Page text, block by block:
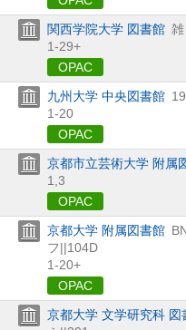
関西学院大学 図書館 雑
1-29+
OPAC
九州大学 中央図書館
1-20
OPAC
京都市立芸術大学 附属
1, 3
OPAC
京都大学 附属図書館
フ||104D
1-20+
OPAC
京都大学 文学研究科 図